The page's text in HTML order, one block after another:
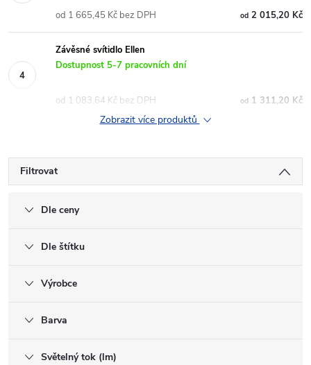
od2 015,20 Kč
od 1 665,45 Kč bez DPH
Závěsné svítidlo Ellen
Dostupnost 5-7 pracovních dní
od1 311,20 Kč
od 1 083,64 Kč bez DPH
Zobrazit více produktů
Filtrovat
Dle ceny
Dle štítku
Výrobce
Barva
Světelný tok (lm)